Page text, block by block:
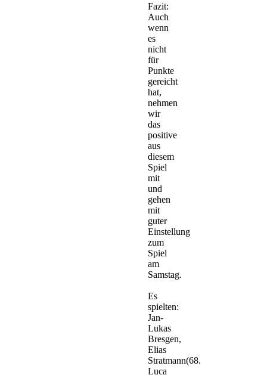
Fazit:
Auch
wenn
es
nicht
für
Punkte
gereicht
hat,
nehmen
wir
das
positive
aus
diesem
Spiel
mit
und
gehen
mit
guter
Einstellung
zum
Spiel
am
Samstag.
Es
spielten:
Jan-
Lukas
Bresgen,
Elias
Stratmann(68.
Luca